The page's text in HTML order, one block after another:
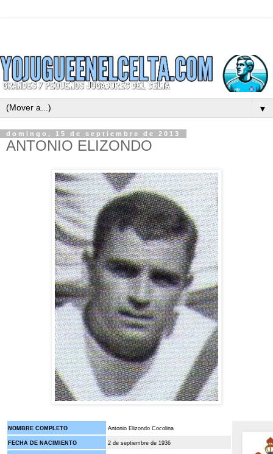
▼
domingo, 15 de septiembre de 2013
ANTONIO ELIZONDO
NOMBRE COMPLETO Antonio Elizondo Cocolina
FECHA DE NACIMIENTO 2 de septiembre de 1936